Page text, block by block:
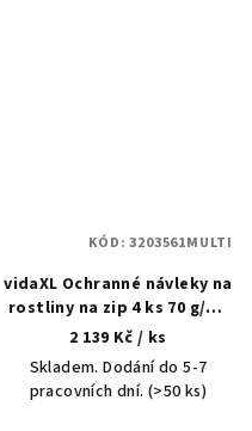
vidaXL Ochranné návleky na
rostliny na zip 4 ks 70 g/m²
2,36 x 2 m
2 139 Kč / ks
Skladem. Dodání do 5-7
pracovních dní.(>50 ks)
KÓD:3203561MULTI